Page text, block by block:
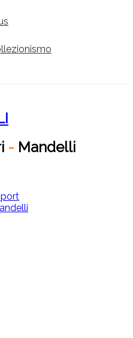
- Mandelli